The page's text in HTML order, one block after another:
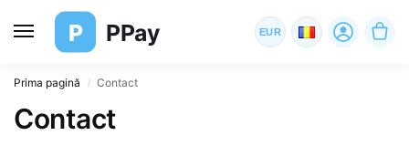
P PPay EUR
Prima pagină / Contact
Contact